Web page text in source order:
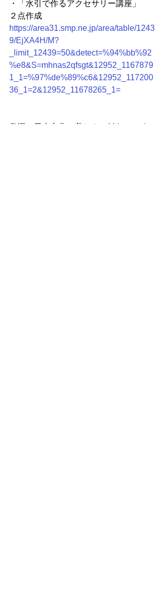
・「水引で作るアクセサリー講座」
２点作成
https://area31.smp.ne.jp/area/table/1243
9/EjXA4H/M?
_limit_12439=50&detect=%94%bb%92
%e8&S=mhnas2qfsgt&12952_1167879
1_1=%97%de%89%c6&12952_117200
36_1=2&12952_11678265_1=
奥深い日本文化の美しさに触れてみま